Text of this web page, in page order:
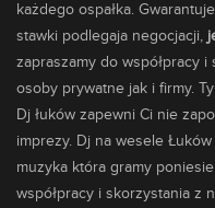
każdego ospałka.
stawki podlegaja negocjacji,
zapraszamy do współpracy
osoby prywatne jak i firmy.
Dj łuków zapewni Ci nie
imprezy. Dj na wesele
muzyka która gramy
współpracy i skorzystania z